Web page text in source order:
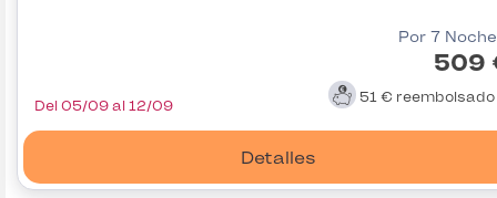
Por 7
509
51 € reembolsado
Detalles
Del 05/09 al 12/09